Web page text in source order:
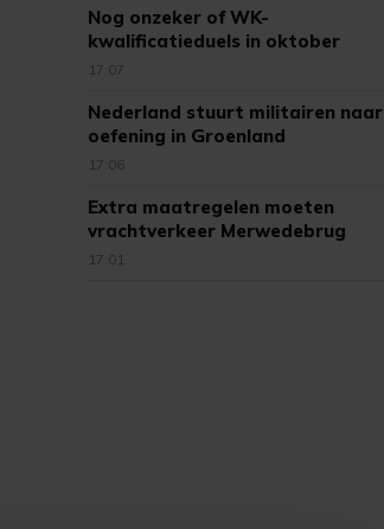
Nog onzeker of WK-
kwalificatieduels in oktober
doorgaan
17:07
Nederland stuurt militairen naar
oefening in Groenland
17:06
Extra maatregelen moeten
vrachtverkeer Merwedebrug
terugdringen
17:01